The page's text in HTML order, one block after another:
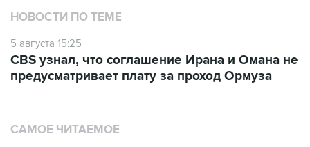
НОВОСТИ ПО ТЕМЕ
5 августа 15:25
CBS узнал, что соглашение Ирана и Омана не
предусматривает плату за проход Ормуза
САМОЕ ЧИТАЕМОЕ